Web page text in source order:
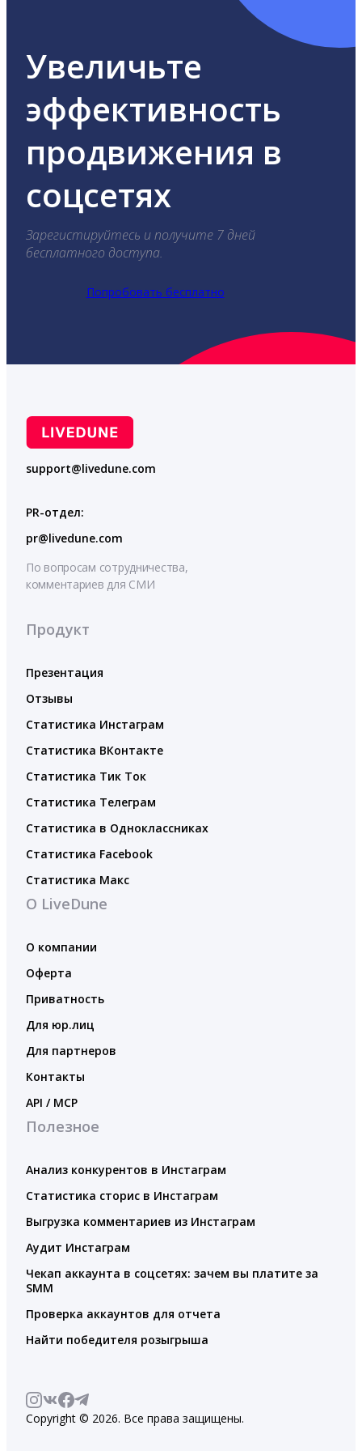
Увеличьте
эффективность
продвижения в
соцсетях
Зарегистируйтесь и получите 7 дней
бесплатного доступа.
Попробовать бесплатно
support@livedune.com
PR-отдел:
pr@livedune.com
По вопросам сотрудничества,
комментариев для СМИ
Продукт
Презентация
Отзывы
Статистика Инстаграм
Статистика ВКонтакте
Статистика Тик Ток
Статистика Телеграм
Статистика в Одноклассниках
Статистика Facebook
Статистика Макс
О LiveDune
О компании
Оферта
Приватность
Для юр.лиц
Для партнеров
Контакты
API / MCP
Полезное
Анализ конкурентов в Инстаграм
Статистика сторис в Инстаграм
Выгрузка комментариев из Инстаграм
Аудит Инстаграм
Чекап аккаунта в соцсетях: зачем вы платите за
SMM
Проверка аккаунтов для отчета
Найти победителя розыгрыша
Copyright © 2026. Все права защищены.